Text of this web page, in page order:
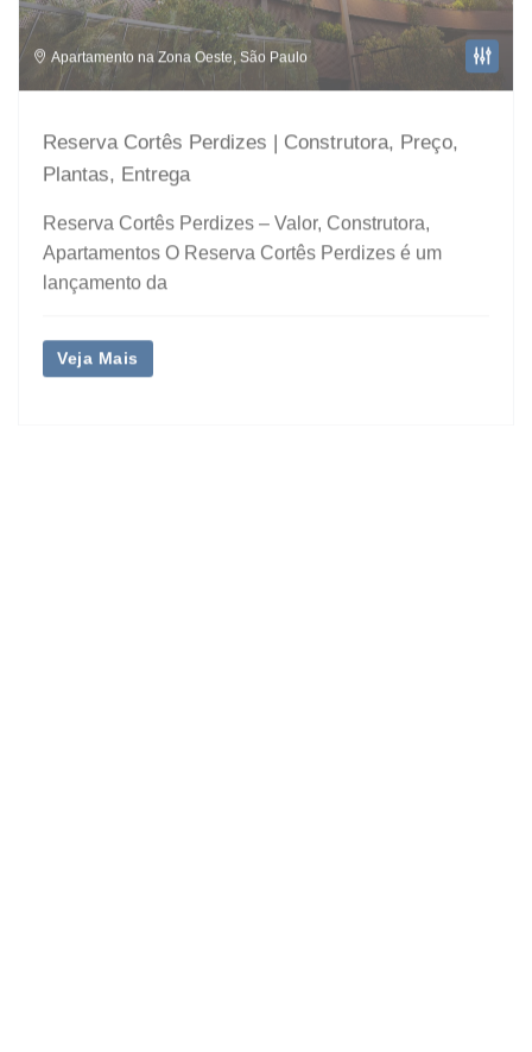
Apartamento na Zona Oeste,São Paulo
Plantas, Entrega
Apartamentos O Reserva Cortês Perdizes é um
lançamento da
Veja Mais